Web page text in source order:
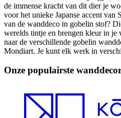
de immense kracht van dit dier je
voor het unieke Japanse accent
van de wanddeco in gobelin stof?
werelds tintje en brengen kleur in
naar de verschillende gobelin
Mondiart. Je kunt elk werk in
Onze populairste